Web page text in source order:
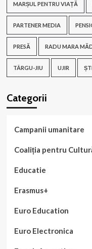
MARȘUL PENTRU VIAȚĂ
PARTENER MEDIA
PRESĂ RADU MARA
TÂRGU-JIU UJIR
Categorii
Campanii umanitare
Coaliția pentru
Educatie
Erasmus+
Euro Education
Euro Electronica